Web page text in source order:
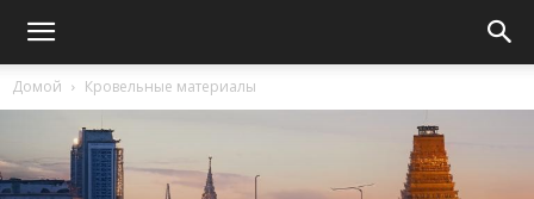
Домой Кровельные материалы